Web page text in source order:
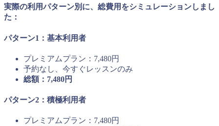
実際の利用パターン別に、総費用をシミュレーションしまし
た：
パターン1：基本利用者
プレミアムプラン：7,480円
予約なし、今すぐレッスンのみ
総額：7,480円
パターン2：積極利用者
プレミアムプラン：7,480円